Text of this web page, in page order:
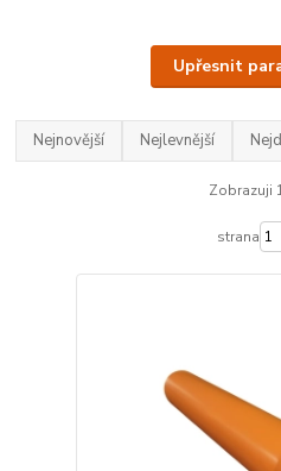
Upřesnit
Nejnovější Nejlevnější
Zobrazuji
strana